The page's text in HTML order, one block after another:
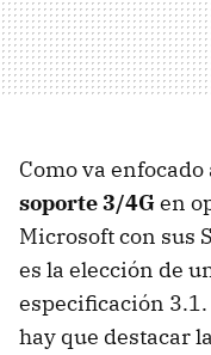
Como va
soporte 3/4Gen
Microsoft con sus
es la elección de
especificación
hay que destacar